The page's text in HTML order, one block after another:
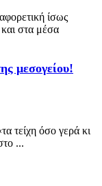
ίσως
στα μέσα
μεσογείου!
τείχη όσο γερά κι
...